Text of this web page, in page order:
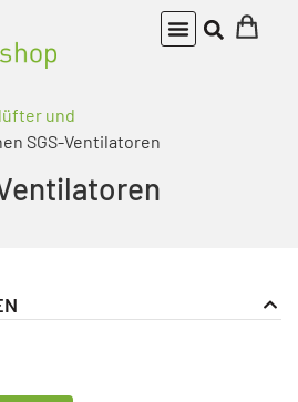
und
SGS-Ventilatoren